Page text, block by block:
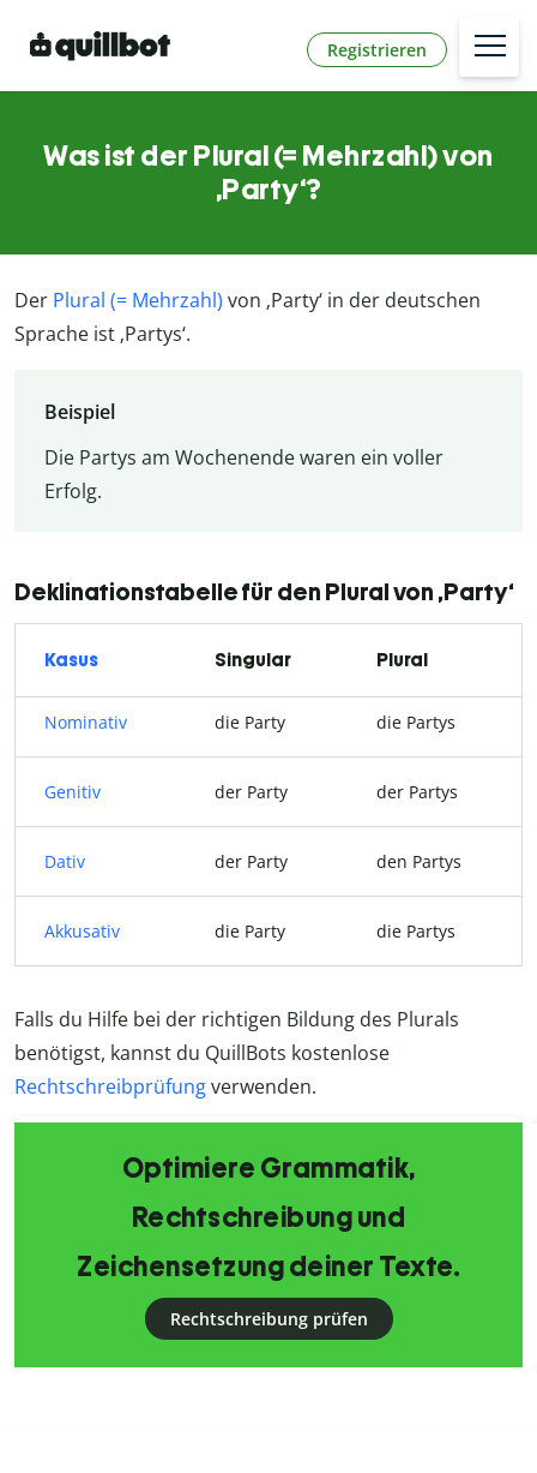
Registrieren
Was ist der Plural (= Mehrzahl) von
‚Party‘?
Der Plural (= Mehrzahl) von ‚Party‘ in der deutschen
Sprache ist ‚Partys‘.
Beispiel
Die Partys am Wochenende waren ein voller
Erfolg.
Deklinationstabelle für den Plural von ‚Party‘
Kasus Singular Plural
Nominativ die Party die Partys
Genitiv der Party der Partys
Dativ der Party den Partys
Akkusativ die Party die Partys
Falls du Hilfe bei der richtigen Bildung des Plurals
benötigst, kannst du QuillBots kostenlose
Rechtschreibprüfungverwenden.
Optimiere Grammatik,
Rechtschreibung und
Zeichensetzung deiner Texte.
Rechtschreibung prüfen